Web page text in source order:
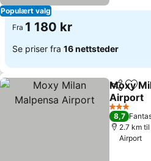
Populært valg
Fra 1 180 kr
Se priser fra 16 nettsteder
Del
Moxy
Airport
Se priser
3 Stjerner
8,7
2.7 km
Airport